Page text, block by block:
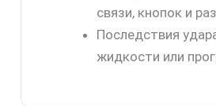
связи, кнопок и
Последствия
жидкости или